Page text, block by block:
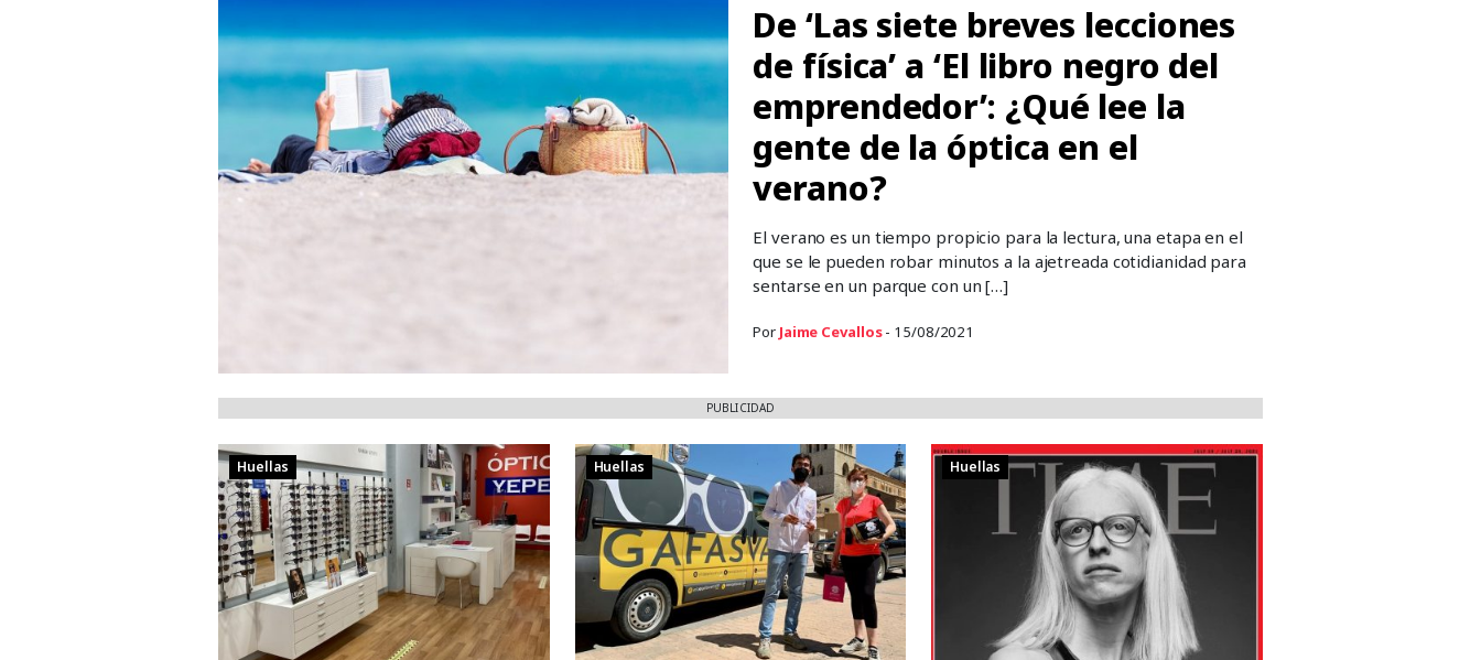
De ‘Las siete breves lecciones
de física’ a ‘El libro negro del
emprendedor’: ¿Qué lee la
gente de la óptica en el
verano?
El verano es un tiempo propicio para la lectura, una etapa en el
que se le pueden robar minutos a la ajetreada cotidianidad para
sentarse en un parque con un […]
Por Jaime Cevallos- 15/08/2021
PUBLICIDAD
Huellas Huellas Huellas